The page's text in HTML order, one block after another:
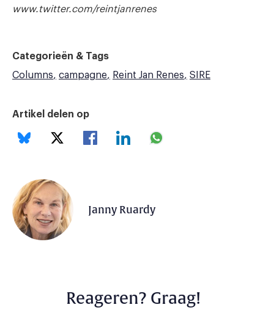
www.twitter.com/reintjanrenes
Categorieën & Tags
Columns
campagne Reint Jan Renes SIRE
Artikel delen op
Janny Ruardy
Reageren? Graag!